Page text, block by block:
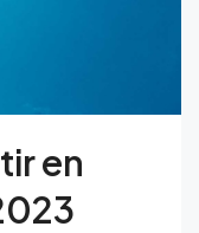
en